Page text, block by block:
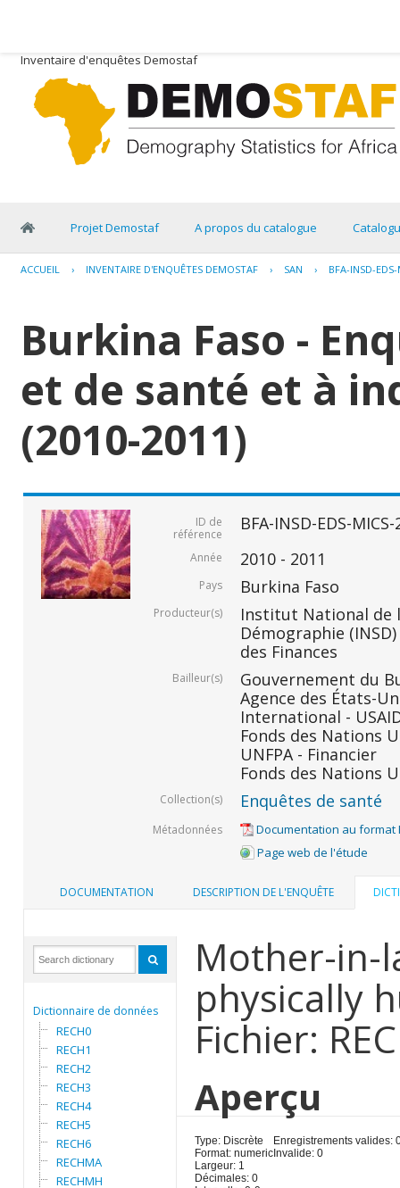
Inventaire d'enquêtes Demostaf
Projet Demostaf A propos du catalogue
ACCUEIL › INVENTAIRE D'ENQUÊTES DEMOSTAF › SAN › BFA-INSD-
Burkina Faso -
et de santé et à
(2010-2011)
ID de
référence
BFA-INSD-EDS-
Année 2010 - 2011
Pays Burkina Faso
Producteur(s)
Institut National de
Démographie
des Finances
Bailleur(s)
Gouvernement du
Agence des États-
International -
Fonds des Nations
UNFPA - Financier
Fonds des Nations
Collection(s) Enquêtes de santé
Métadonnées
Documentation au format
Page web de l'étude
DOCUMENTATION DESCRIPTION DE L'ENQUÊTE
Dictionnaire de données
RECH0
RECH1
RECH2
RECH3
RECH4
RECH5
RECH6
RECHMA
RECHMH
Mother-in-
physically
Fichier:
Aperçu
Type: Discrète
Format: numeric
Largeur: 1
Décimales: 0
Enregistrements valides:
Invalide: 0